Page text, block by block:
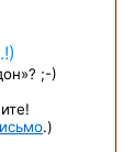
;-)
.)